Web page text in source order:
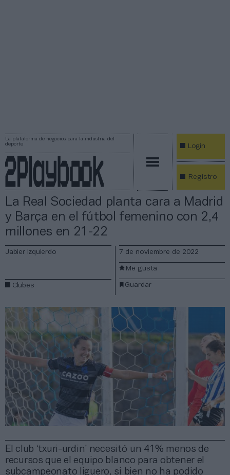
La plataforma de negocios para la industria del
deporte
Login
Registro
La Real Sociedad planta cara a Madrid
y Barça en el fútbol femenino con 2,4
millones en 21-22
El club ‘txuri-urdin’ necesitó un 41% menos de
recursos que el equipo blanco para obtener el
subcampeonato liguero, si bien no ha podido
Jabier Izquierdo
Clubes
7 de noviembre de 2022
Guardar
Me gusta